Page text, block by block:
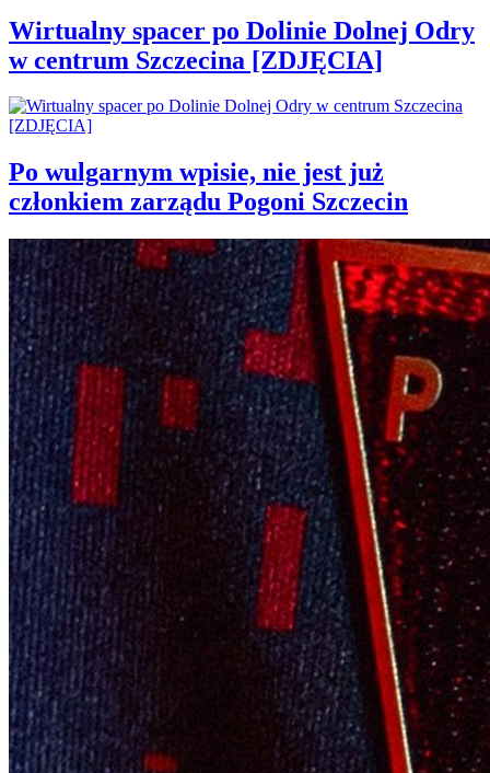
Wirtualny spacer po Dolinie Dolnej Odry
w centrum Szczecina [ZDJĘCIA]
Po wulgarnym wpisie, nie jest już
członkiem zarządu Pogoni Szczecin